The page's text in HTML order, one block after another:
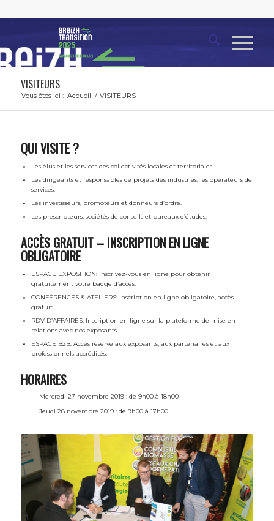
VISITEURS
Vous êtes ici : Accueil / VISITEURS
QUI VISITE ?
Les élus et les services des collectivités locales et territoriales.
Les dirigeants et responsables de projets des industries, les opérateurs de
services.
Les investisseurs, promoteurs et donneurs d’ordre.
Les prescripteurs, sociétés de conseils et bureaux d’études.
ACCÈS GRATUIT – INSCRIPTION EN LIGNE
OBLIGATOIRE
ESPACE EXPOSITION: Inscrivez-vous en ligne pour obtenir
gratuitement votre badge d’accès.
CONFÉRENCES & ATELIERS: Inscription en ligne obligatoire, accès
gratuit.
RDV D’AFFAIRES: Inscription en ligne sur la plateforme de mise en
relations avec nos exposants.
ESPACE B2B: Accès réservé aux exposants, aux partenaires et aux
professionnels accrédités.
HORAIRES
Mercredi 27 novembre 2019 : de 9h00 à 18h00
Jeudi 28 novembre 2019 : de 9h00 à 17h00